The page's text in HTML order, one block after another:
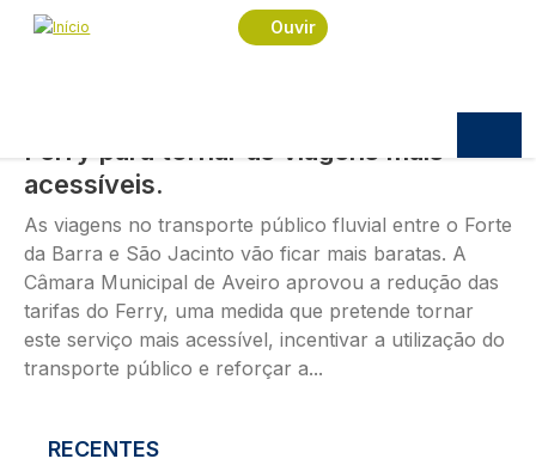
Passar para o conteúdo principal
Ouvir
Imagem
POLÍTICA
Ferry para tornar as viagens mais
acessíveis.
As viagens no transporte público fluvial entre o Forte
da Barra e São Jacinto vão ficar mais baratas. A
Câmara Municipal de Aveiro aprovou a redução das
tarifas do Ferry, uma medida que pretende tornar
este serviço mais acessível, incentivar a utilização do
transporte público e reforçar a...
RECENTES